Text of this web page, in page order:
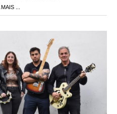
...